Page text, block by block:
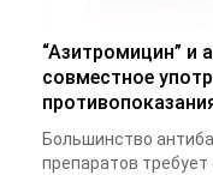
“Азитромицин” и
совместное
Большинство
препаратов